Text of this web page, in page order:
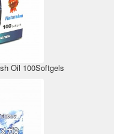
Oil 100Softgels